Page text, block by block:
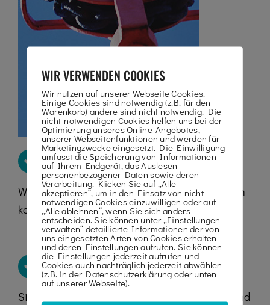
FACHLICHE BERATUNG
Wir bieten Ihnen eine umfassende und fachlich
kompetente Beratung.
KOMPETENZ MIT KRANARBEITEN
Sie können unserer langjährigen Erfahrung rund
WIR VERWENDEN COOKIES
Wir nutzen auf unserer Webseite Cookies.
Einige Cookies sind notwendig (z.B. für den
Warenkorb) andere sind nicht notwendig. Die
nicht-notwendigen Cookies helfen uns bei der
Optimierung unseres Online-Angebotes,
unserer Webseitenfunktionen und werden für
Marketingzwecke eingesetzt. Die Einwilligung
umfasst die Speicherung von Informationen
auf Ihrem Endgerät, das Auslesen
personenbezogener Daten sowie deren
Verarbeitung. Klicken Sie auf „Alle
akzeptieren“, um in den Einsatz von nicht
notwendigen Cookies einzuwilligen oder auf
„Alle ablehnen“, wenn Sie sich anders
entscheiden. Sie können unter „Einstellungen
verwalten“ detaillierte Informationen der von
uns eingesetzten Arten von Cookies erhalten
und deren Einstellungen aufrufen. Sie können
die Einstellungen jederzeit aufrufen und
Cookies auch nachträglich jederzeit abwählen
(z.B. in der Datenschutzerklärung oder unten
auf unserer Webseite).